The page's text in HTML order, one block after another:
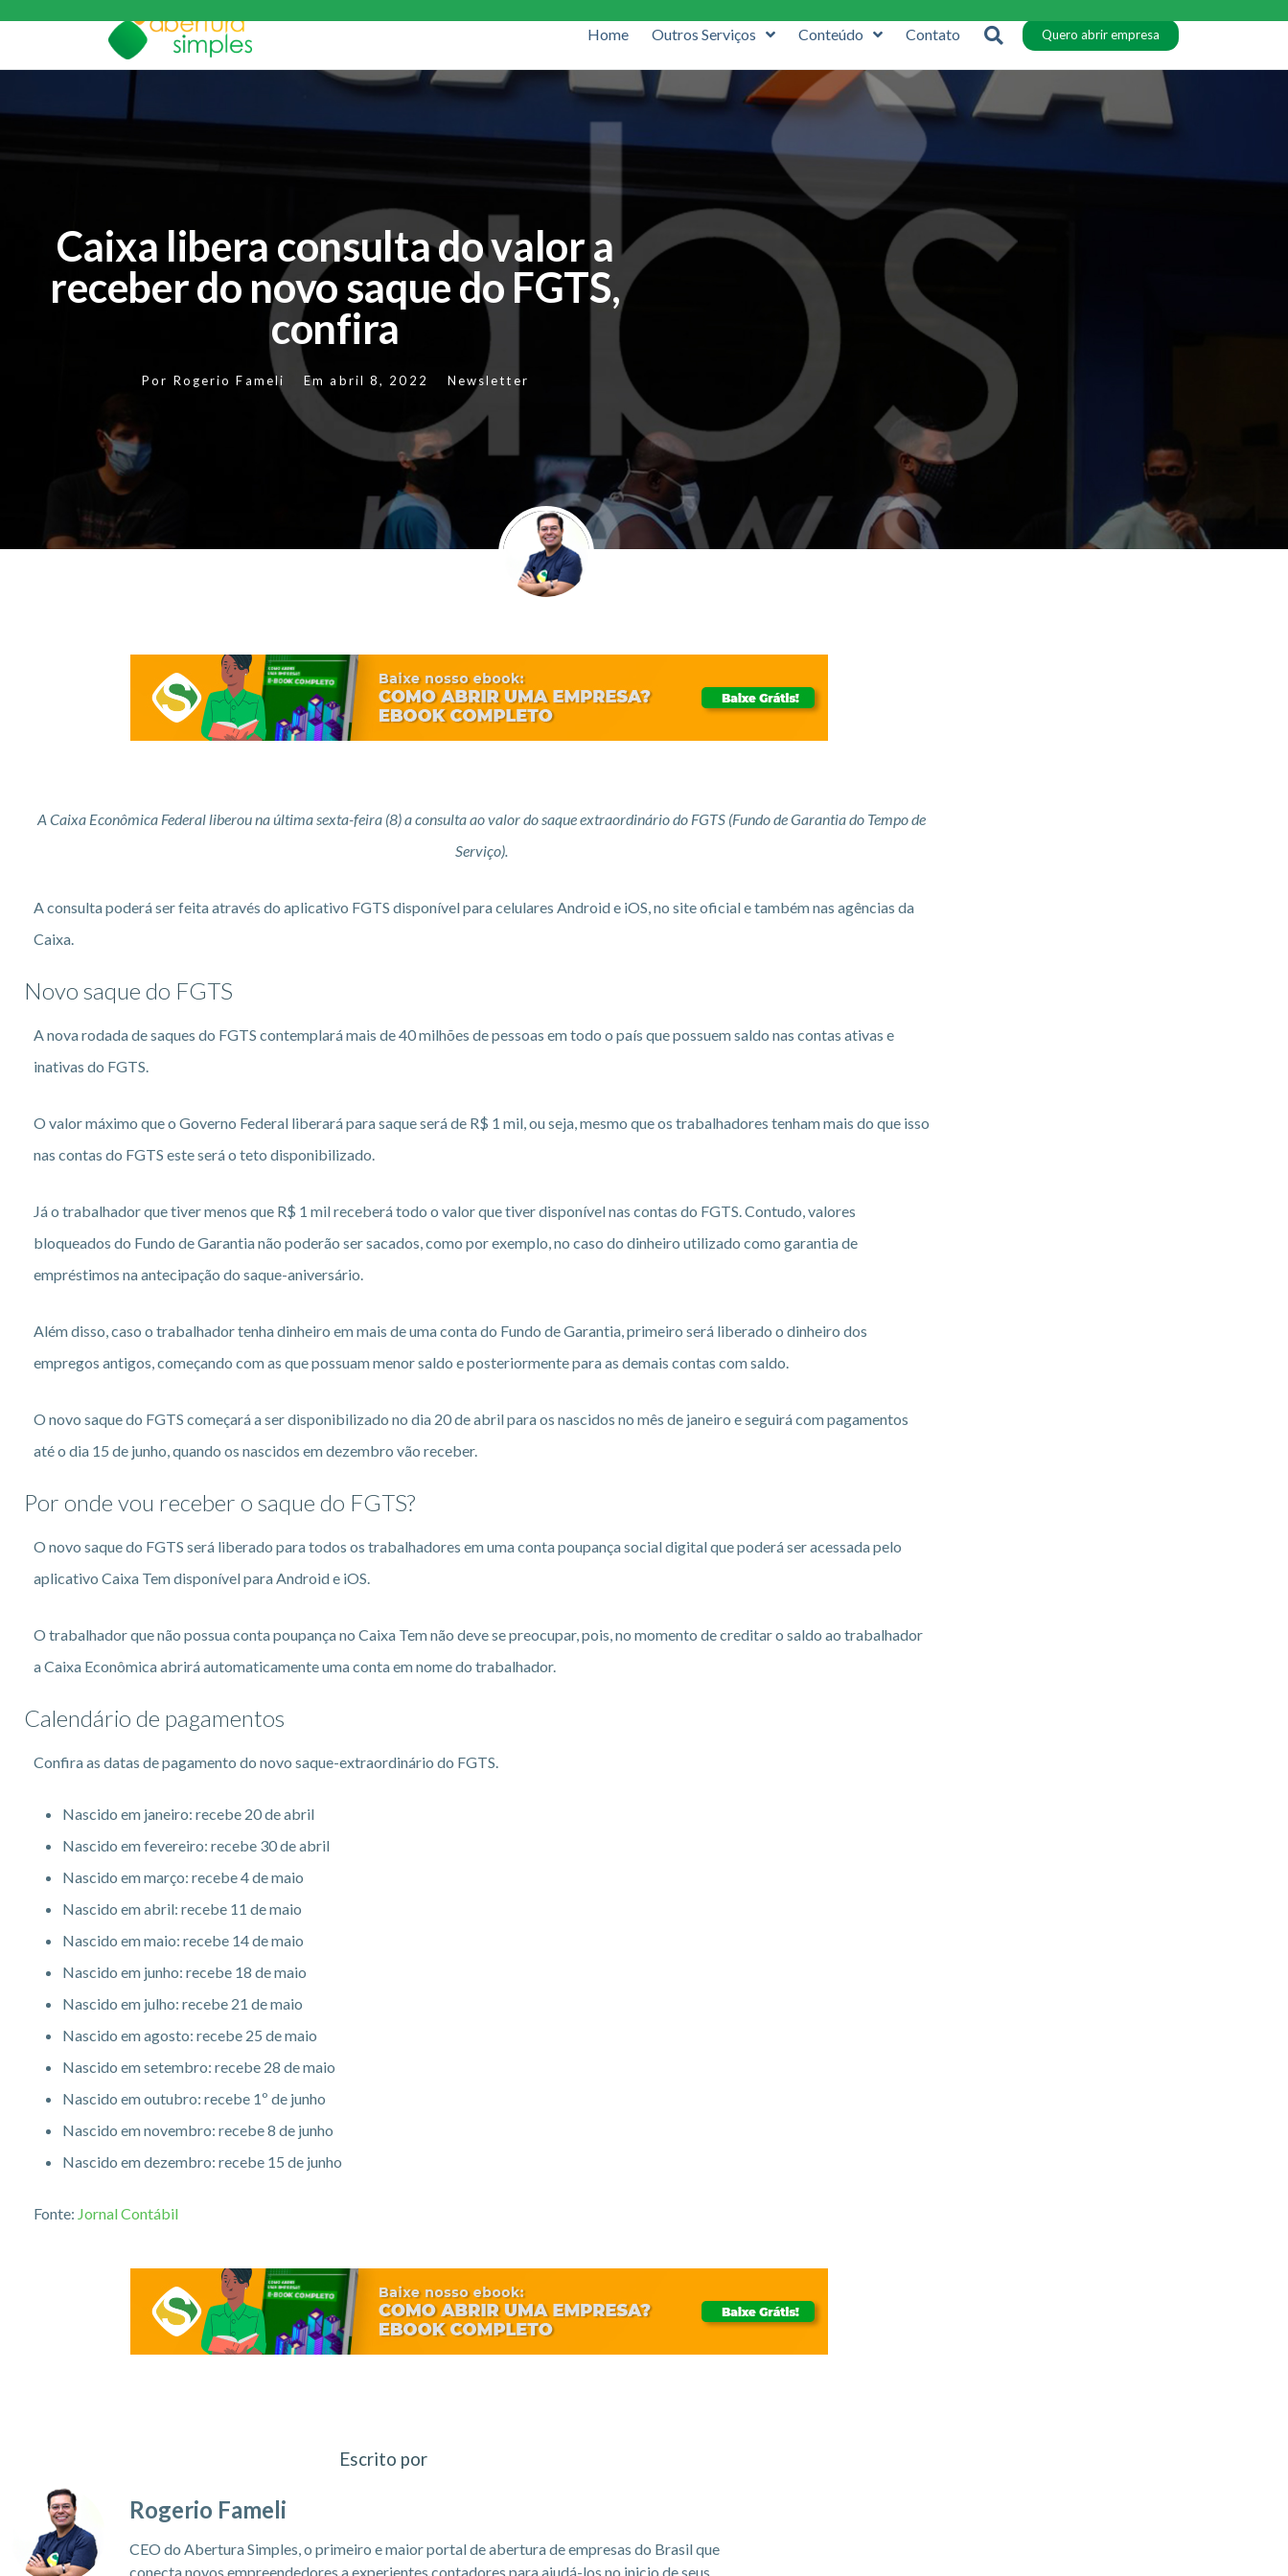
Home Outros Serviços Conteúdo Contato Quero abrir empresa
Caixa libera consulta do valor a
receber do novo saque do FGTS,
confira
Por Rogerio Fameli Em abril 8, 2022 Newsletter
A Caixa Econômica Federal liberou na última sexta-feira (8) a consulta ao valor do saque extraordinário do FGTS (Fundo de Garantia do Tempo de
Serviço).
A consulta poderá ser feita através do aplicativo FGTS disponível para celulares Android e iOS, no site oficial e também nas agências da
Caixa.
Novo saque do FGTS
A nova rodada de saques do FGTS contemplará mais de 40 milhões de pessoas em todo o país que possuem saldo nas contas ativas e
inativas do FGTS.
O valor máximo que o Governo Federal liberará para saque será de R$ 1 mil, ou seja, mesmo que os trabalhadores tenham mais do que isso
nas contas do FGTS este será o teto disponibilizado.
Já o trabalhador que tiver menos que R$ 1 mil receberá todo o valor que tiver disponível nas contas do FGTS. Contudo, valores
bloqueados do Fundo de Garantia não poderão ser sacados, como por exemplo, no caso do dinheiro utilizado como garantia de
empréstimos na antecipação do saque-aniversário.
Além disso, caso o trabalhador tenha dinheiro em mais de uma conta do Fundo de Garantia, primeiro será liberado o dinheiro dos
empregos antigos, começando com as que possuam menor saldo e posteriormente para as demais contas com saldo.
O novo saque do FGTS começará a ser disponibilizado no dia 20 de abril para os nascidos no mês de janeiro e seguirá com pagamentos
até o dia 15 de junho, quando os nascidos em dezembro vão receber.
Por onde vou receber o saque do FGTS?
O novo saque do FGTS será liberado para todos os trabalhadores em uma conta poupança social digital que poderá ser acessada pelo
aplicativo Caixa Tem disponível para Android e iOS.
O trabalhador que não possua conta poupança no Caixa Tem não deve se preocupar, pois, no momento de creditar o saldo ao trabalhador
a Caixa Econômica abrirá automaticamente uma conta em nome do trabalhador.
Calendário de pagamentos
Confira as datas de pagamento do novo saque-extraordinário do FGTS.
Nascido em janeiro: recebe 20 de abril
Nascido em fevereiro: recebe 30 de abril
Nascido em março: recebe 4 de maio
Nascido em abril: recebe 11 de maio
Nascido em maio: recebe 14 de maio
Nascido em junho: recebe 18 de maio
Nascido em julho: recebe 21 de maio
Nascido em agosto: recebe 25 de maio
Nascido em setembro: recebe 28 de maio
Nascido em outubro: recebe 1º de junho
Nascido em novembro: recebe 8 de junho
Nascido em dezembro: recebe 15 de junho
Fonte: Jornal Contábil
Escrito por
Rogerio Fameli
CEO do Abertura Simples, o primeiro e maior portal de abertura de empresas do Brasil que
conecta novos empreendedores a experientes contadores para ajudá-los no inicio de seus